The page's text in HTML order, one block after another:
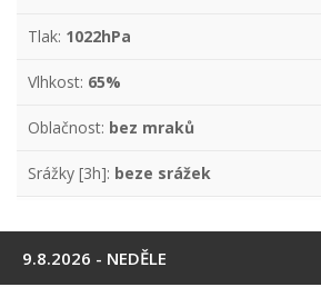
Tlak: 1022hPa
Vlhkost: 65%
Oblačnost: bez mraků
Srážky [3h]: beze srážek
9.8.2026 - NEDĚLE